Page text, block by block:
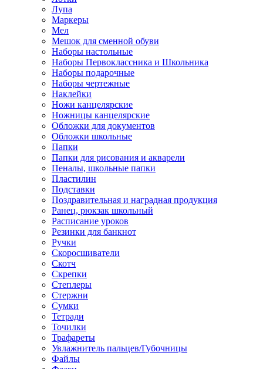
Лупа
Маркеры
Мел
Мешок для сменной обуви
Наборы настольные
Наборы Первоклассника и Школьника
Наборы подарочные
Наборы чертежные
Наклейки
Ножи канцелярские
Ножницы канцелярские
Обложки для документов
Обложки школьные
Папки
Папки для рисования и акварели
Пеналы, школьные папки
Пластилин
Подставки
Поздравительная и наградная продукция
Ранец, рюкзак школьный
Расписание уроков
Резинки для банкнот
Ручки
Скоросшиватели
Скотч
Скрепки
Степлеры
Стержни
Сумки
Тетради
Точилки
Трафареты
Увлажнитель пальцев/Губочницы
Файлы